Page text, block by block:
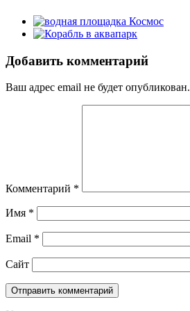
Добавить комментарий
Ваш адрес email не будет опубликован.
Комментарий *
Имя *
Email *
Сайт